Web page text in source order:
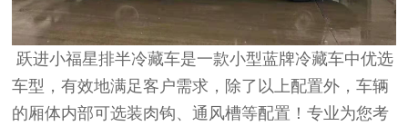
跃进小福星排半冷藏车是一款小型蓝牌冷藏车中优选
车型，有效地满足客户需求，除了以上配置外，车辆
的厢体内部可选装肉钩、通 风槽等配置！专业为您考